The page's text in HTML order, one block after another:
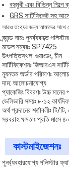
বহুমুখী এবং বিভিন্ন শিল্পে
GRS সার্টিফিকেট সহ
আরও তথ্যের জন্য আমাদের সাথে
ব্র্যান্ড নামঃ পুনর্ব্যবহৃত
মডেল নম্বরঃ SP7425
উৎপত্তিস্থল: গুয়াংডং, চীন
সার্টিফিকেশনঃ জিআরএস
ন্যূনতম অর্ডার পরিমাণঃ
দাম: আলোচনাযোগ্য
প্যাকেজিং বিবরণঃ উচ্চ মানের
ডেলিভারি সময়ঃ ৮-১২
অর্থ প্রদানের শর্তাবলীঃ টি/
সরবরাহ ক্ষমতাঃ প্রতি মাসে
কাস্টমাইজেশনঃ
পুনর্ব্যবহারযোগ্য পলিস্টার